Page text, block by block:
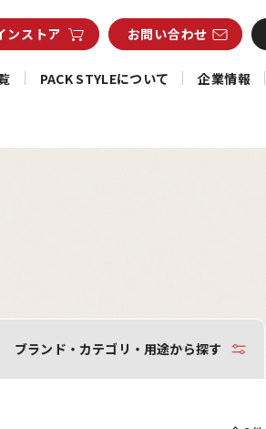
ンストア お問い合わせ
PACK STYLEについて 企業情報
ブランド・カテゴリ・用途から探す